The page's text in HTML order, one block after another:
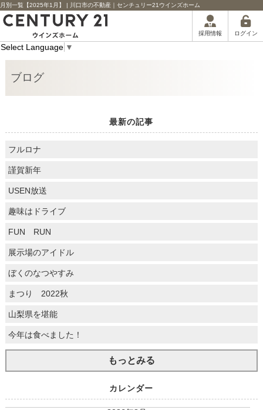
月別一覧【2025年1月】 | 川口市の不動産｜センチュリー21ウインズホーム
採用情報 ログイン
Select Language ▼
ブログ
最新の記事
フルロナ
謹賀新年
USEN放送
趣味はドライブ
FUN RUN
展示場のアイドル
ぼくのなつやすみ
まつり 2022秋
山梨県を堪能
今年は食べました！
もっとみる
カレンダー